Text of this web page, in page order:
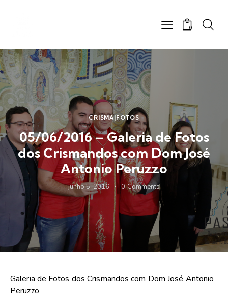
0
CRISMA|FOTOS
05/06/2016 – Galeria de Fotos
dos Crismandos com Dom José
Antonio Peruzzo
junho 5, 2016 0 Comments
Galeria de Fotos dos Crismandos com Dom José Antonio
Peruzzo